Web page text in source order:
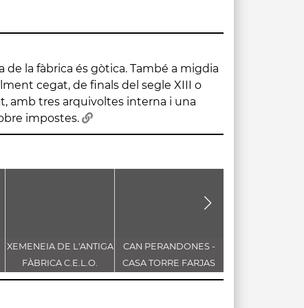
impostes.
XEMENEIA DE L'ANTIGA
FÀBRICA C.E.L.O.
CAN PERANDONES -
CASA TORRE FARJAS